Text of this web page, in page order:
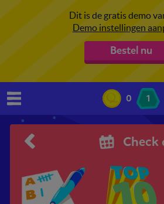
Dit is de gratis demo
Demo instellingen
Bestel nu
0 1
Check